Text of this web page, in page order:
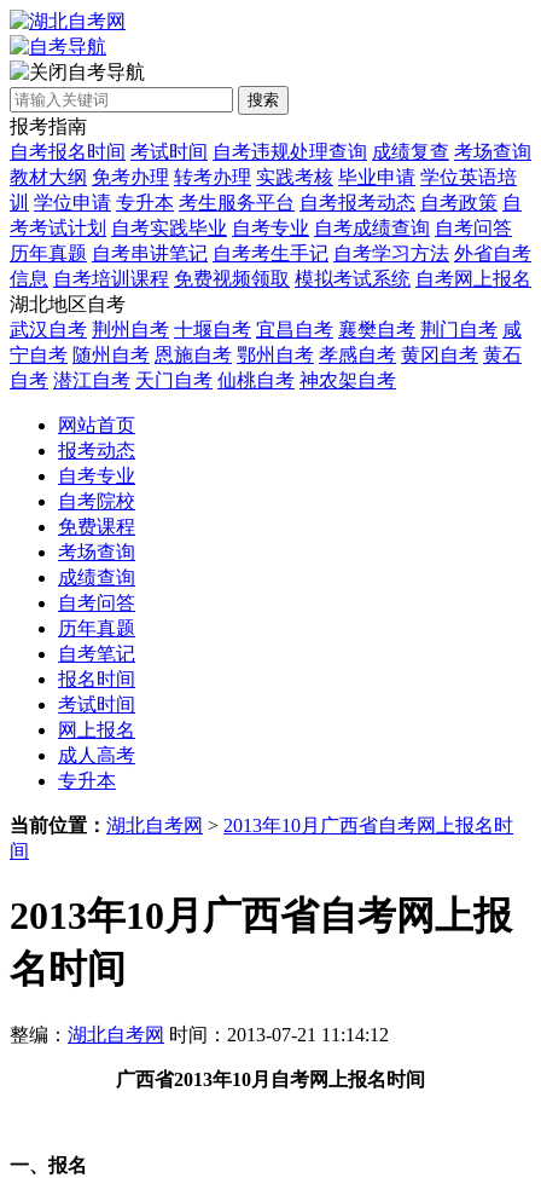
自考导航
搜索
报考指南
自考报名时间 考试时间 自考违规处理查询 成绩复查 考场查询
教材大纲 免考办理 转考办理 实践考核 毕业申请 学位英语培
训 学位申请 专升本 考生服务平台 自考报考动态 自考政策 自
考考试计划 自考实践毕业 自考专业 自考成绩查询 自考问答
历年真题 自考串讲笔记 自考考生手记 自考学习方法 外省自考
信息 自考培训课程 免费视频领取 模拟考试系统 自考网上报名
湖北地区自考
武汉自考 荆州自考 十堰自考 宜昌自考 襄樊自考 荆门自考 咸
宁自考 随州自考 恩施自考 鄂州自考 孝感自考 黄冈自考 黄石
自考 潜江自考 天门自考 仙桃自考 神农架自考
网站首页
报考动态
自考专业
自考院校
免费课程
考场查询
成绩查询
自考问答
历年真题
自考笔记
报名时间
考试时间
网上报名
成人高考
专升本
当前位置： 湖北自考网 > 2013年10月广西省自考网上报名时
间
2013年10月广西省自考网上报
名时间
整编： 湖北自考网 时间：2013-07-21 11:14:12
广西省2013年10月 自考网上报名时间
一、报名